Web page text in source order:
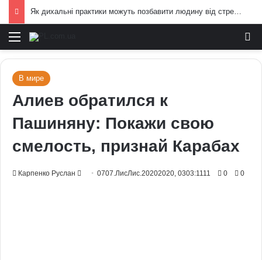
Як дихальні практики можуть позбавити людину від стресу: пояснення експертів
Меню
В мире
Алиев обратился к
Пашиняну: Покажи свою
смелость, признай Карабах
Карпенко Руслан
Send0707.ЛисЛис.20202020, 0303:1111 0 0